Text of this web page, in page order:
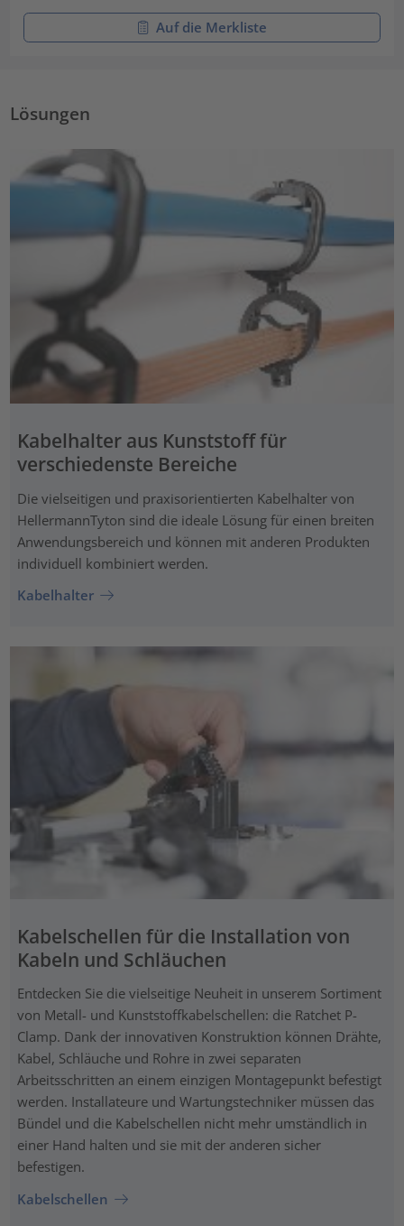
Auf die Merkliste
Lösungen
Kabelhalter aus Kunststoff für
verschiedenste Bereiche
Die vielseitigen und praxisorientierten Kabelhalter von
HellermannTyton sind die ideale Lösung für einen breiten
Anwendungsbereich und können mit anderen Produkten
individuell kombiniert werden.
Kabelhalter
Kabelschellen für die Installation von
Kabeln und Schläuchen
Entdecken Sie die vielseitige Neuheit in unserem Sortiment
von Metall- und Kunststoffkabelschellen: die Ratchet P-
Clamp. Dank der innovativen Konstruktion können Drähte,
Kabel, Schläuche und Rohre in zwei separaten
Arbeitsschritten an einem einzigen Montagepunkt befestigt
werden. Installateure und Wartungstechniker müssen das
Bündel und die Kabelschellen nicht mehr umständlich in
einer Hand halten und sie mit der anderen sicher
befestigen.
Kabelschellen